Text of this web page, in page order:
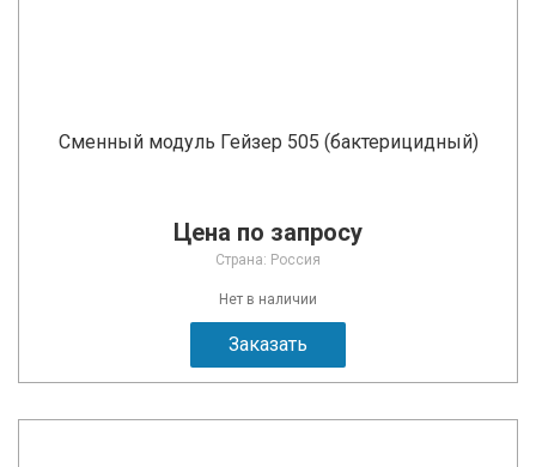
Сменный модуль Гейзер 505 (бактерицидный)
Цена по запросу
Страна: Россия
Нет в наличии
Заказать